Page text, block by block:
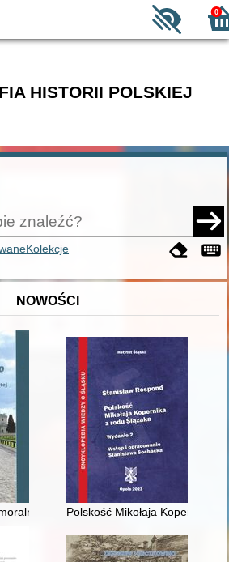
0
HISTORII POLSKIEJ
Kolekcje
NOWOŚCI
synów szlacheckich w XVI-
Polskość Mikołaja Kopernika z